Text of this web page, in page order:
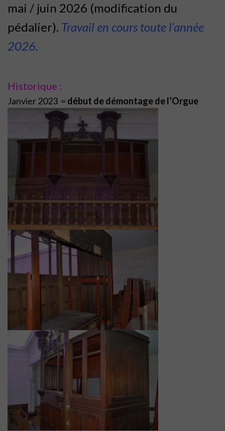
mai / juin 2026 (modification du
pédalier). Travail en cours toute l’année
2026.
Historique :
Janvier 2023 = début de démontage de l’Orgue